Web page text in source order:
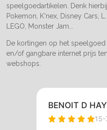
speelgoedartikelen. Denk
Pokemon, K'nex, Disney Cars,
LEGO, Monster Jam...
De kortingen op het
en/of gangbare internet prijs
webshops.